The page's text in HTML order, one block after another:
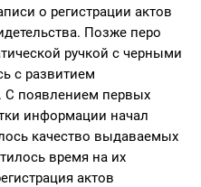
о регистрации актов
Позже перо
ручкой с черными
с развитием
С появлением первых
информации начал
качество выдаваемых
время на их
актов